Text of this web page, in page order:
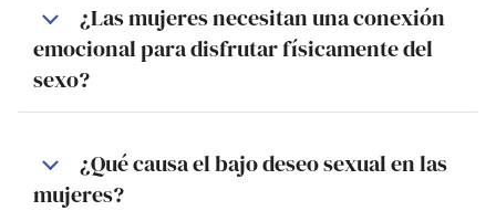
¿Las mujeres necesitan una conexión
emocional para disfrutar físicamente del
sexo?
¿Qué causa el bajo deseo sexual en las
mujeres?